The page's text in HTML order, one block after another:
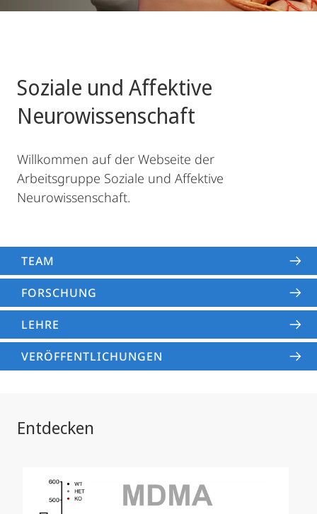
Soziale und Affektive
Neurowissenschaft
Willkommen auf der Webseite der
Arbeitsgruppe Soziale und Affektive
Neurowissenschaft.
TEAM
FORSCHUNG
LEHRE
VERÖFFENTLICHUNGEN
Entdecken